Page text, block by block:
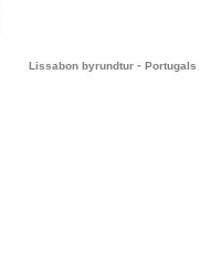
Lissabon byrundtur - Portugals